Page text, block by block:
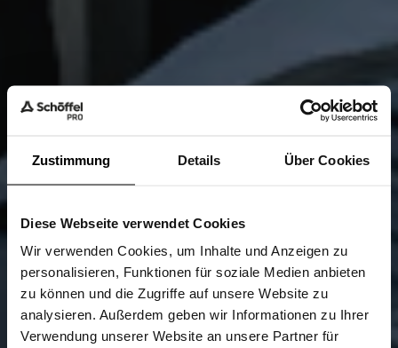
Zustimmung Details Über Cookies
Diese Webseite verwendet Cookies
Wir verwenden Cookies, um Inhalte und Anzeigen zu
personalisieren, Funktionen für soziale Medien anbieten
zu können und die Zugriffe auf unsere Website zu
analysieren. Außerdem geben wir Informationen zu Ihrer
Verwendung unserer Website an unsere Partner für
Sind Sie
Gewerbetreibender?
Ich bestätige, dass ich Gewerbetreibender bin. Alle
Preise werden netto ausgewiesen.